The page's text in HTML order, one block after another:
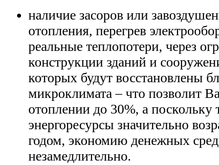
наличие засоров или
отопления, перегрев
реальные теплопотери, через
конструкции зданий и
которых будут восстановлены
микроклимата – что позволит
отоплении до 30%, а поскольку
энергоресурсы значительно
годом, экономию денежных
незамедлительно.